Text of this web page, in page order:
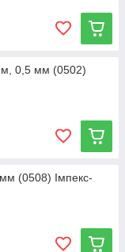
0,5 мм (0502)
(0508) Імпекс-